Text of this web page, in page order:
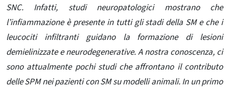
SNC. Infatti, studi neuropatologici mostrano che
l’infiammazione è presente in tutti gli stadi della SM e che i
leucociti infiltranti guidano la formazione di lesioni
demielinizzate e neurodegenerative. A nostra conoscenza, ci
sono attualmente pochi studi che affrontano il contributo
delle SPM nei pazienti con SM su modelli animali. In un primo